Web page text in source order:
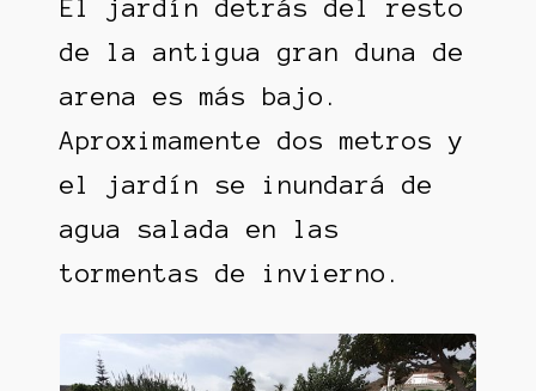
El jardín detrás del resto
de la antigua gran duna de
arena es más bajo.
Aproximamente dos metros y
el jardín se inundará de
agua salada en las
tormentas de invierno.